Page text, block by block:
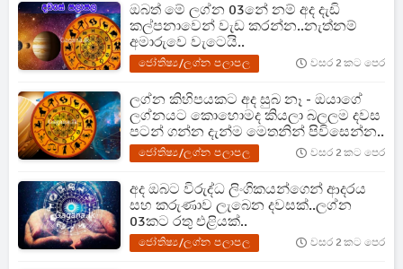
ඔබත් මේ ලග්න 03නේ නම් අද දැඩි
කල්පනාවෙන් වැඩ කරන්න..නැත්නම්
අමාරුවෙ වැටෙයි..
ජෝතිෂ්‍ය/ලග්න පලාපල වසර 2 කට පෙර
ලග්න කිහිපයකට අද සුබ නෑ - ඔයාගේ
ලග්නයට කොහොමද කියලා බලලම දවස
පටන් ගන්න දැන්ම මෙතනින් පිවිසෙන්න..
ජෝතිෂ්‍ය/ලග්න පලාපල වසර 2 කට පෙර
අද ඔබට විරුද්ධ ලිංගිකයන්ගෙන් ආදරය
සහ කරුණාව ලැබෙන දවසක්..ලග්න
03කට රතු එළියක්..
ජෝතිෂ්‍ය/ලග්න පලාපල වසර 2 කට පෙර